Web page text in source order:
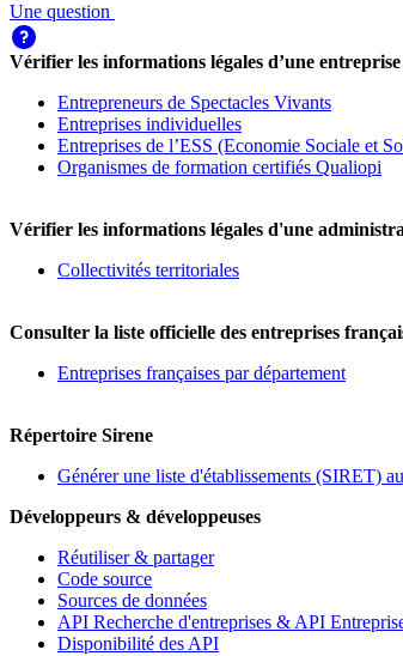
Une question
Vérifier les informations légales d’une
Entrepreneurs de Spectacles Vivants
Entreprises individuelles
Entreprises de l’ESS (Economie Sociale et
Organismes de formation certifiés Qualiopi
Vérifier les informations légales d'une
Collectivités territoriales
Consulter la liste officielle des entreprises
Entreprises françaises par département
Répertoire Sirene
Générer une liste d'établissements (SIRET)
Développeurs & développeuses
Réutiliser & partager
Code source
Sources de données
API Recherche d'entreprises & API
Disponibilité des API